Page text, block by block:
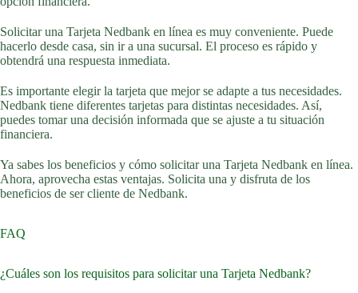
Solicitar una Tarjeta Nedbank en línea es muy conveniente. Puede
hacerlo desde casa, sin ir a una sucursal. El proceso es rápido y
obtendrá una respuesta inmediata.
Es importante elegir la tarjeta que mejor se adapte a tus necesidades.
Nedbank tiene diferentes tarjetas para distintas necesidades. Así,
puedes tomar una decisión informada que se ajuste a tu situación
financiera.
Ya sabes los beneficios y cómo solicitar una Tarjeta Nedbank en línea.
Ahora, aprovecha estas ventajas. Solicita una y disfruta de los
beneficios de ser cliente de Nedbank.
FAQ
¿Cuáles son los requisitos para solicitar una Tarjeta Nedbank?